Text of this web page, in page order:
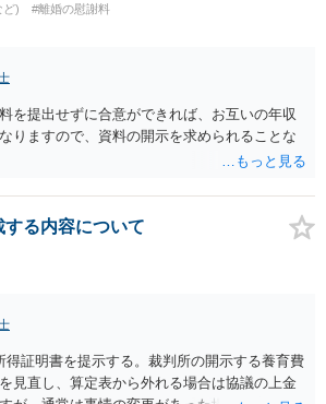
ど) #離婚の慰謝料
を提出せずに合意ができれば、お互いの年収
りますので、資料の開示を求められることな
る内容について
得証明書を提示する。裁判所の開示する養育費
見直し、算定表から外れる場合は協議の上金